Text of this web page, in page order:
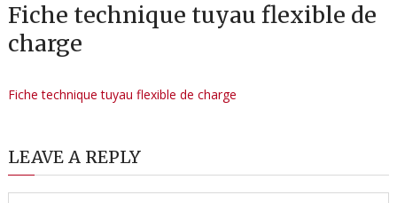
Fiche technique tuyau flexible de
charge
Fiche technique tuyau flexible de charge
LEAVE A REPLY